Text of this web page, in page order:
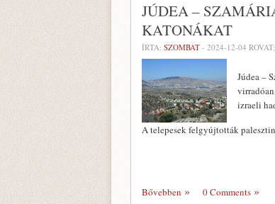
JÚDEA –
KATONÁKAT
ÍRTA: SZOMBAT - 2024-12-04 ROVAT:
Júdea –
izraeli
A telepesek felgyújtották
Bővebben 0 Comments